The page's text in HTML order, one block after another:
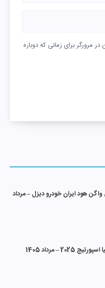
مرورگر برای زمانی که دوباره
هود ایران خودرو دیزل – مرداد
– مرداد 1405